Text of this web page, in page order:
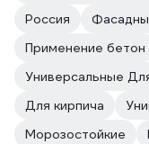
Россия
Применение бетон
Универсальные
Для кирпича
Морозостойкие